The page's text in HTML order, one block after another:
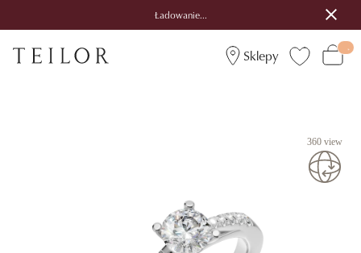
Ładowanie...
Sklepy
360 view